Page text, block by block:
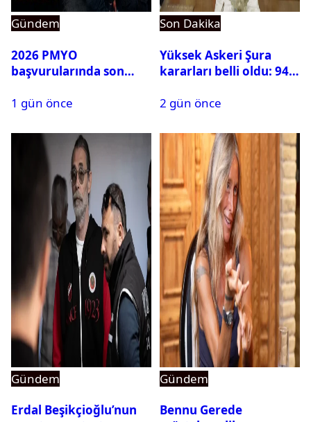
Gündem
2026 PMYO
başvurularında son
1 gün önce
Son Dakika
Yüksek Askeri Şura
kararları belli oldu: 94
2 gün önce
Gündem
Erdal Beşikçioğlu’nun
Gündem
Bennu Gerede